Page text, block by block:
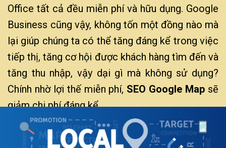
Office tất cả đều miễn phí và hữu dụng. Google
Business cũng vậy, không tốn một đồng nào mà
lại giúp chúng ta có thể tăng đáng kể trong việc
tiếp thị, tăng cơ hội được khách hàng tìm đến và
tăng thu nhập, vậy dại gì mà không sử dụng?
Chính nhờ lợi thế miễn phí, SEO Google Map sẽ
giảm chi phí đáng kể.